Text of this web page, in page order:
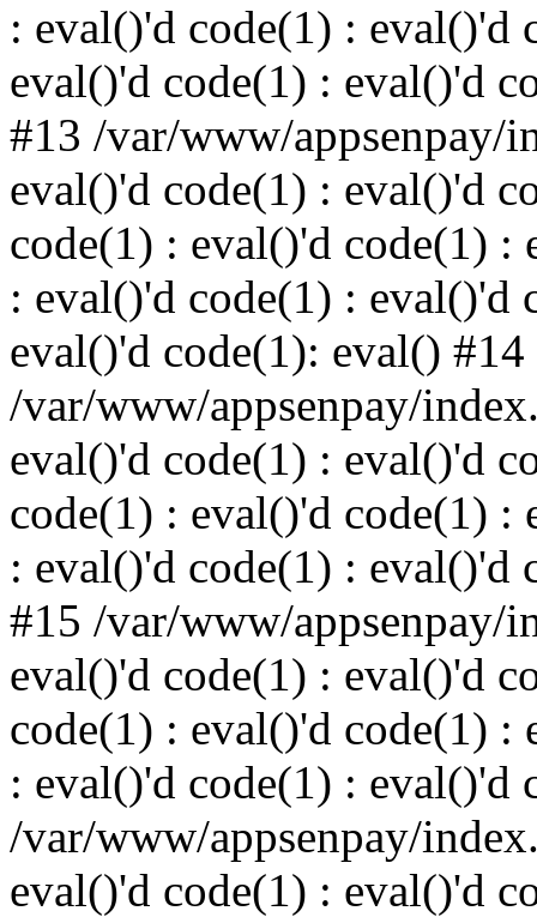
: eval()'d code(1) : eval()'d
eval()'d code(1) : eval()'d
#13 /var/www/appsenpay/
eval()'d code(1) : eval()'d
code(1) : eval()'d code(1) :
: eval()'d code(1) : eval()'d
eval()'d code(1): eval() #14
/var/www/appsenpay/
eval()'d code(1) : eval()'d
code(1) : eval()'d code(1) :
: eval()'d code(1) : eval()'d
#15 /var/www/appsenpay/
eval()'d code(1) : eval()'d
code(1) : eval()'d code(1) :
: eval()'d code(1) : eval()'d
/var/www/appsenpay/
eval()'d code(1) : eval()'d